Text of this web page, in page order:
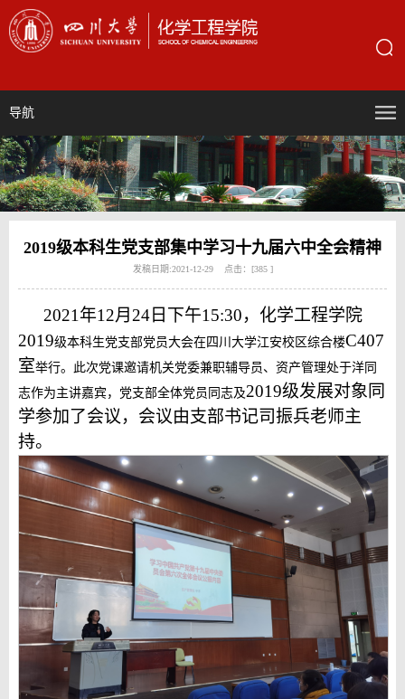
导航
2019级本科生党支部集中学习十九届六中全会精神
发稿日期:2021-12-29 点击：[385 ]
2021年12月24日下午15:30，化学工程学院
2019级本科生党支部党员大会在四川大学江安校区综合楼C407
室举行。此次党课邀请机关党委兼职辅导员、资产管理处于洋同
志作为主讲嘉宾，党支部全体党员同志及2019级发展对象同
学参加了会议，会议由支部书记司振兵老师主
持。